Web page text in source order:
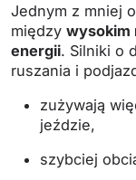
Jednym z mniej
między wysokim
energii. Silniki o
ruszania i
zużywają
jeździe,
szybciej